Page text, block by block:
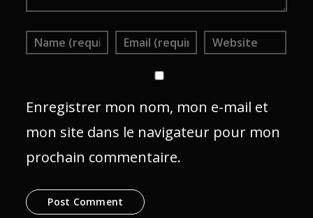
Enregistrer mon nom, mon e-mail et
mon site dans le navigateur pour mon
prochain commentaire.